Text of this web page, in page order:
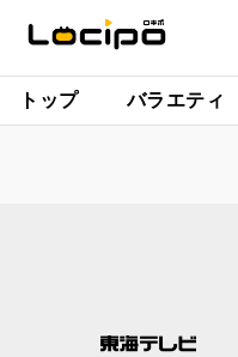
トップ バラエティ